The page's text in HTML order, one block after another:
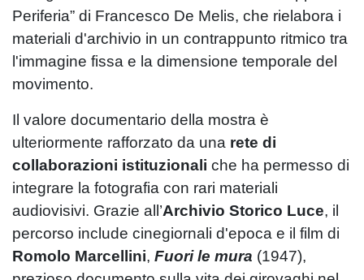
Periferia” di Francesco De Melis, che rielabora i
materiali d'archivio in un contrappunto ritmico tra
l'immagine fissa e la dimensione temporale del
movimento.
Il valore documentario della mostra è
ulteriormente rafforzato da una rete di
collaborazioni istituzionali che ha permesso di
integrare la fotografia con rari materiali
audiovisivi. Grazie all’Archivio Storico Luce, il
percorso include cinegiornali d'epoca e il film di
Romolo Marcellini, Fuori le mura (1947),